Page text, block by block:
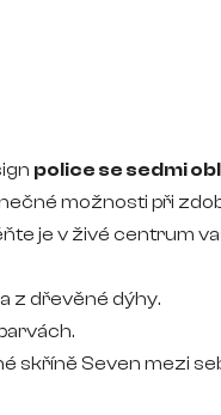
police se sedmi
možnosti při
je v živé centrum
z dřevěné dýhy.
skříně Seven mezi